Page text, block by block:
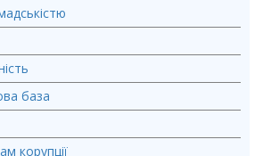
база
корупції